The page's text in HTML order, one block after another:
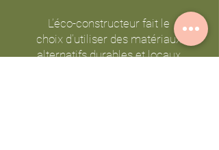
L’éco-constructeur fait le
choix d’utiliser des matériaux
alternatifs durables et locaux